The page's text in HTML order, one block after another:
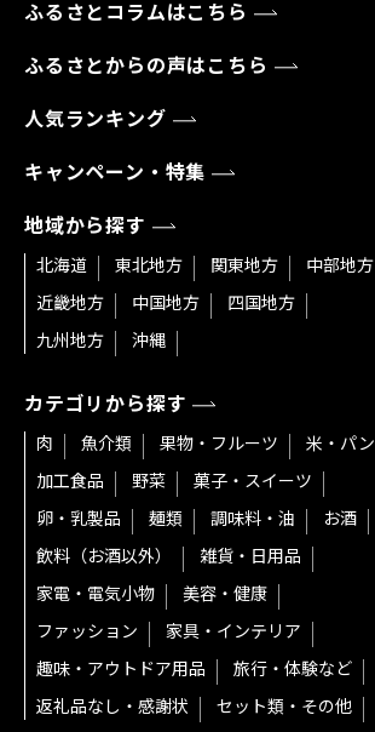
ふるさとコラムはこちら
ふるさとからの声はこちら
人気ランキング
キャンペーン・特集
地域から探す
北海道 東北地方 関東地方
中部地方
近畿地方
中国地方
四国地方
九州地方
沖縄
カテゴリから探す
肉 魚介類 果物・フルーツ
米・パン
加工食品
野菜
菓子・スイーツ
卵・乳製品
麺類 調味料・油
お酒
飲料（お酒以外）
雑貨・日用品
家電・電気小物
美容・健康
ファッション
家具・インテリア
趣味・アウトドア用品
旅行・体験など
返礼品なし・感謝状
セット類・その他